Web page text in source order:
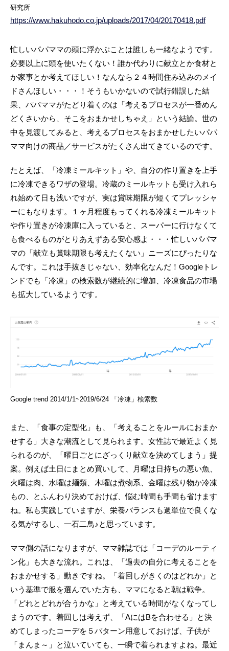
研究所
https://www.hakuhodo.co.jp/uploads/2017/04/20170418.pdf
忙しいパパママの頭に浮かぶことは誰しも一緒なようです。
必要以上に頭を使いたくない！誰か代わりに献立とか食材と
か家事とか考えてほしい！なんなら２４時間住み込みのメイ
ドさんほしい・・・！そうもいかないので試行錯誤した結
果、パパママがたどり着くのは「考えるプロセスが一番めん
どくさいから、そこをおまかせしちゃえ」という結論。世の
中を見渡してみると、考えるプロセスをおまかせしたいパパ
ママ向けの商品／サービスがたくさん出てきているのです。
たとえば、「冷凍ミールキット」や、自分の作り置きを上手
に冷凍できるワザの登場。冷蔵のミールキットも受け入れら
れ始めて日も浅いですが、実は賞味期限が短くてプレッシャ
ーにもなります。１ヶ月程度もってくれる冷凍ミールキット
や作り置きが冷凍庫に入っていると、スーパーに行けなくて
も食べるものがとりあえずある安心感よ・・・忙しいパパマ
マの「献立も賞味期限も考えたくない」ニーズにぴったりな
んです。これは手抜きじゃない、効率化なんだ！Googleトレ
ンドでも「冷凍」の検索数が継続的に増加、冷凍食品の市場
も拡大しているようです。
Google trend 2014/1/1~2019/6/24 「冷凍」検索数
また、「食事の定型化」も、「考えることをルールにおまか
せする」大きな潮流として見られます。女性誌で最近よく見
られるのが、「曜日ごとにざっくり献立を決めてしまう」提
案。例えば土日にまとめ買いして、月曜は日持ちの悪い魚、
火曜は肉、水曜は麺類、木曜は煮物系、金曜は残り物か冷凍
もの、とふんわり決めておけば、悩む時間も手間も省けます
ね。私も実践していますが、栄養バランスも週単位で良くな
る気がするし、一石二鳥♪と思っています。
ママ側の話になりますが、ママ雑誌では「コーデのルーティ
ン化」も大きな流れ。これは、「過去の自分に考えることを
おまかせする」動きですね。「着回しがきくのはどれか」と
いう基準で服を選んでいた方も、ママになると朝は戦争。
「どれとどれが合うかな」と考えている時間がなくなってし
まうのです。着回しは考えず、「AにはBを合わせる」と決
めてしまったコーデを５パターン用意しておけば、子供が
「まんま～」と泣いていても、一瞬で着られますよね。最近